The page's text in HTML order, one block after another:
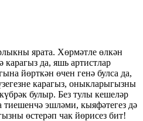
ярата. Хөрмәтле өлкән
карагыз да, яшь артистлар
йөрткән өчен генә булса да,
карагыз, оныкларыгызны
булыр. Без тулы кешеләр
тиешенчә эшләми, кыяфәтегез дә
өстерәп чак йөрисез бит!